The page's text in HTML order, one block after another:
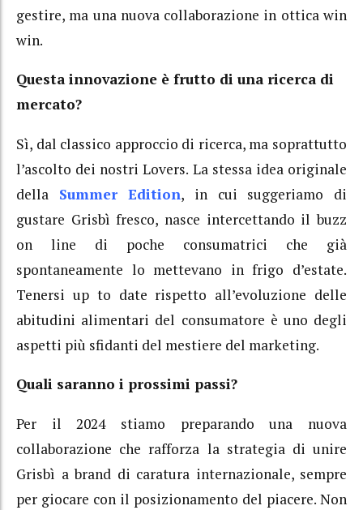
gestire, ma una nuova collaborazione in ottica win
win.
Questa innovazione è frutto di una ricerca di
mercato?
Sì, dal classico approccio di ricerca, ma soprattutto
l’ascolto dei nostri Lovers. La stessa idea originale
della Summer Edition, in cui suggeriamo di
gustare Grisbì fresco, nasce intercettando il buzz
on line di poche consumatrici che già
spontaneamente lo mettevano in frigo d’estate.
Tenersi up to date rispetto all’evoluzione delle
abitudini alimentari del consumatore è uno degli
aspetti più sfidanti del mestiere del marketing.
Quali saranno i prossimi passi?
Per il 2024 stiamo preparando una nuova
collaborazione che rafforza la strategia di unire
Grisbì a brand di caratura internazionale, sempre
per giocare con il posizionamento del piacere. Non